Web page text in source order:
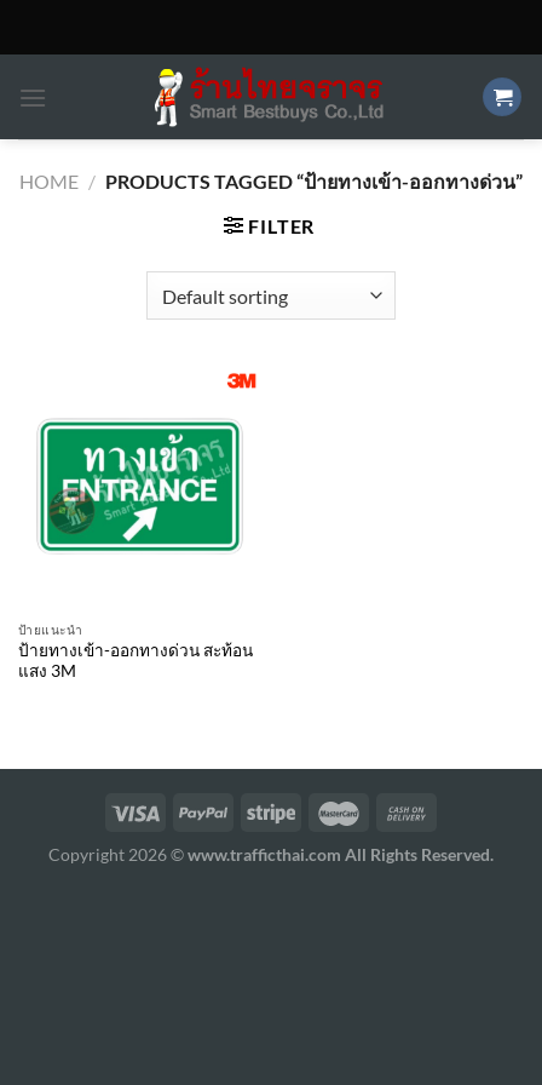
HOME / PRODUCTS TAGGED “ป้ายทางเข้า-ออกทางด่วน”
FILTER
ป้ายแนะนำ
ป้ายทางเข้า-ออกทางด่วน สะท้อน
แสง 3M
Copyright 2026 ©www.trafficthai.com All Rights Reserved.